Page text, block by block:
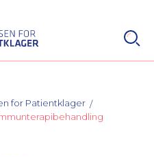
for Patientklager